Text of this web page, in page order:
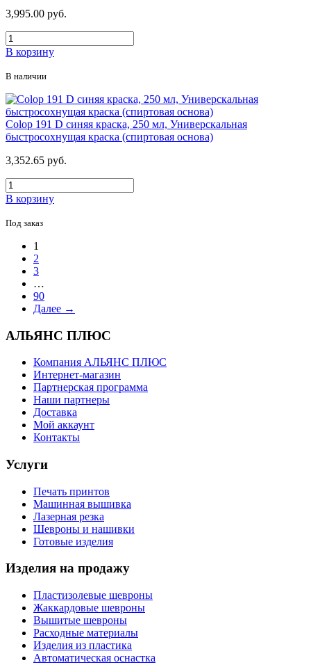
3,995.00 руб.
В корзину
В наличии
Colop 191 D синяя краска, 250 мл, Универскальная
быстросохнущая краска (спиртовая основа)
3,352.65 руб.
В корзину
Под заказ
1
2
3
…
90
Далее →
АЛЬЯНС ПЛЮС
Компания АЛЬЯНС ПЛЮС
Интернет-магазин
Партнерская программа
Наши партнеры
Доставка
Мой аккаунт
Контакты
Услуги
Печать принтов
Машинная вышивка
Лазерная резка
Шевроны и нашивки
Готовые изделия
Изделия на продажу
Пластизолевые шевроны
Жаккардовые шевроны
Вышитые шевроны
Расходные материалы
Изделия из пластика
Автоматическая оснастка